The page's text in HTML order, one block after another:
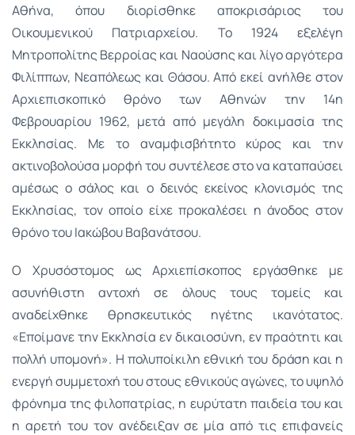
Αθήνα, όπου διορίσθηκε αποκρισάριος του
Οικουμενικού Πατριαρχείου. Το 1924 εξελέγη
Μητροπολίτης Βερροίας και Ναούσης και λίγο αργότερα
Φιλίππων, Νεαπόλεως και Θάσου. Από εκεί ανήλθε στον
Αρχιεπισκοπικό θρόνο των Αθηνών την 14η
Φεβρουαρίου 1962, μετά από μεγάλη δοκιμασία της
Εκκλησίας. Με το αναμφισβήτητο κύρος και την
ακτινοβολούσα μορφή του συντέλεσε στο να καταπαύσει
αμέσως ο σάλος και ο δεινός εκείνος κλονισμός της
Εκκλησίας, τον οποίο είχε προκαλέσει η άνοδος στον
θρόνο του Ιακώβου Βαβανάτσου.
Ο Χρυσόστομος ως Αρχιεπίσκοπος εργάσθηκε με
ασυνήθιστη αντοχή σε όλους τους τομείς και
αναδείχθηκε θρησκευτικός ηγέτης ικανότατος.
«Εποίμανε την Εκκλησία εν δικαιοσύνη, εν πραότητι και
πολλή υπομονή». Η πολυποίκιλη εθνική του δράση και η
ενεργή συμμετοχή του στους εθνικούς αγώνες, το υψηλό
φρόνημα της φιλοπατρίας, η ευρύτατη παιδεία του και
η αρετή του τον ανέδειξαν σε μία από τις επιφανείς